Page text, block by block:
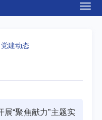
党建动态
“聚焦献力”主题实